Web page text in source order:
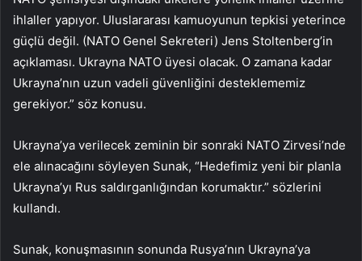
ihlaller yapıyor. Uluslararası kamuoyunun tepkisi yeterince
güçlü değil. (NATO Genel Sekreteri) Jens Stoltenberg’in
açıklaması. Ukrayna NATO üyesi olacak. O zamana kadar
Ukrayna’nın uzun vadeli güvenliğini desteklememiz
gerekiyor.” söz konusu.
Ukrayna’ya verilecek zeminin bir sonraki NATO Zirvesi’nde
ele alınacağını söyleyen Sunak, “Hedefimiz yeni bir planla
Ukrayna’yı Rus saldırganlığından korumaktır.” sözlerini
kullandı.
Sunak, konuşmasının sonunda Rusya’nın Ukrayna’ya